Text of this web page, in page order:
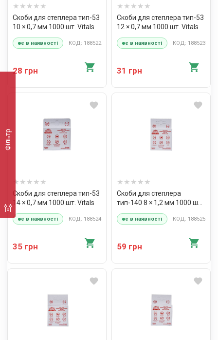
Фільтр
Скоби для степлера тип-53
10 × 0,7 мм 1000 шт. Vitals
є в наявності КОД: 188522
28 грн
Скоби для степлера тип-53
12 × 0,7 мм 1000 шт. Vitals
є в наявності КОД: 188523
31 грн
Скоби для степлера тип-53
14 × 0,7 мм 1000 шт. Vitals
є в наявності КОД: 188524
35 грн
Скоби для степлера
тип-140 8 × 1,2 мм 1000 шт.
Vitals
є в наявності КОД: 188525
59 грн